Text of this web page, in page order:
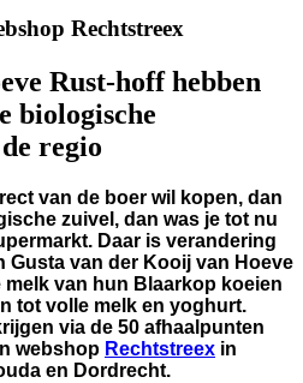
Rechtstreex
Rust-hoff hebben
biologische
regio
van de boer wil kopen, dan
zuivel, dan was je tot nu
Daar is verandering
Gusta van der Kooij van Hoeve
melk van hun Blaarkop koeien
tot volle melk en yoghurt.
via de 50 afhaalpunten
webshop Rechtstreex in
en Dordrecht.